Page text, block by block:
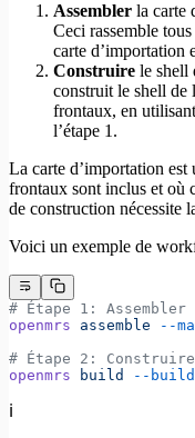
Assembler la carte
Ceci rassemble
carte d’importation
Construire le shell
construit le shell de
frontaux, en
l’étape 1.
La carte d’importation
frontaux sont inclus et où
de construction nécessite
Voici un exemple de
# Étape 1:
openmrs assemble --
# Étape 2:
openmrs build --
ℹ️